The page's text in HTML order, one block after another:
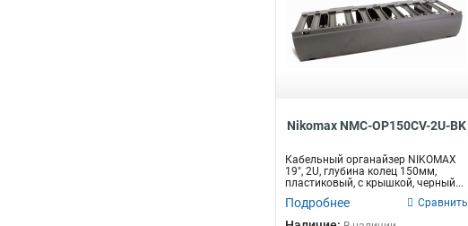
Nikomax NMC-OP150CV-2U-BK
Кабельный органайзер NIKOMAX
19", 2U, глубина колец 150мм,
пластиковый, с крышкой, черный...
Подробнее Сравнить